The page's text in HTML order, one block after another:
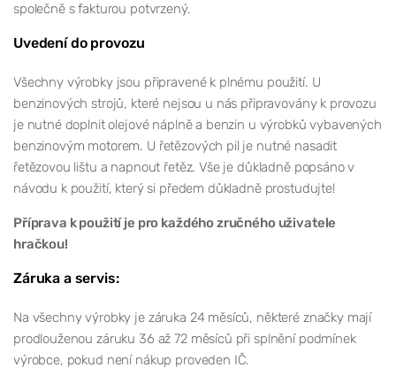
společně s fakturou potvrzený.
Uvedení do provozu
Všechny výrobky jsou připravené k plnému použití. U
benzinových strojů, které nejsou u nás připravovány k provozu
je nutné doplnit olejové náplně a benzin u výrobků vybavených
benzinovým motorem. U řetězových pil je nutné nasadit
řetězovou lištu a napnout řetěz. Vše je důkladně popsáno v
návodu k použití, který si předem důkladně prostudujte!
Příprava k použití je pro každého zručného uživatele
hračkou!
Záruka a servis:
Na všechny výrobky je záruka 24 měsíců, některé značky mají
prodlouženou záruku 36 až 72 měsíců při splnění podmínek
výrobce, pokud není nákup proveden IČ.